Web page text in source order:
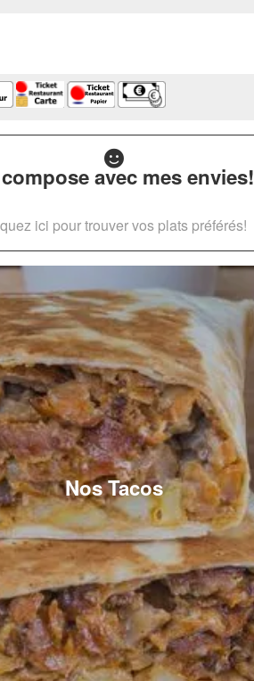
avec mes envies!
ici pour trouver vos plats préférés!
Nos Tacos